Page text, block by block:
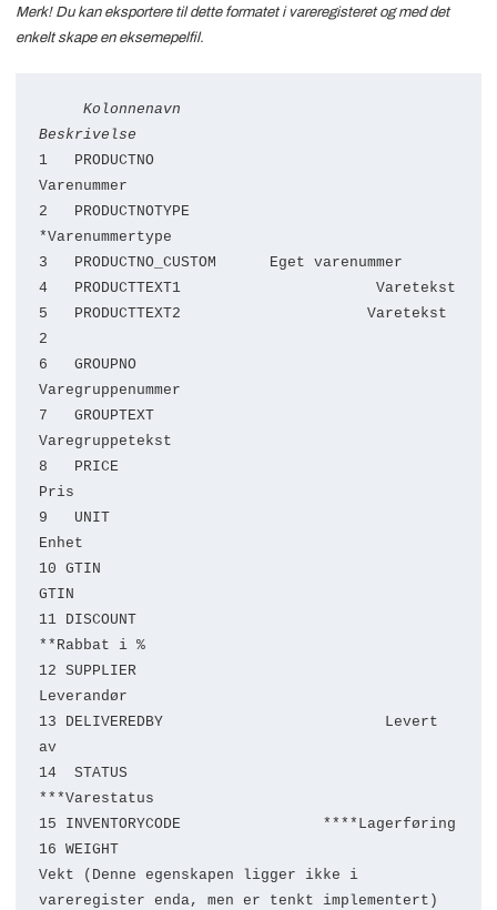
Merk! Du kan eksportere til dette formatet i vareregisteret og med det
enkelt skape en eksemepelfil.
Kolonnenavn
Beskrivelse
1   PRODUCTNO
Varenummer
2   PRODUCTNOTYPE
*Varenummertype
3   PRODUCTNO_CUSTOM      Eget varenummer
4   PRODUCTTEXT1                      Varetekst
5   PRODUCTTEXT2                     Varetekst
2
6   GROUPNO
Varegruppenummer
7   GROUPTEXT
Varegruppetekst
8   PRICE
Pris
9   UNIT
Enhet
10 GTIN
GTIN
11 DISCOUNT
**Rabbat i %
12 SUPPLIER
Leverandør
13 DELIVEREDBY                         Levert
av
14  STATUS
***Varestatus
15 INVENTORYCODE                ****Lagerføring
16 WEIGHT
Vekt (Denne egenskapen ligger ikke i
vareregister enda, men er tenkt implementert)